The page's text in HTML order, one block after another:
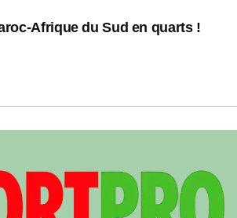
Afrique du Sud en quarts !